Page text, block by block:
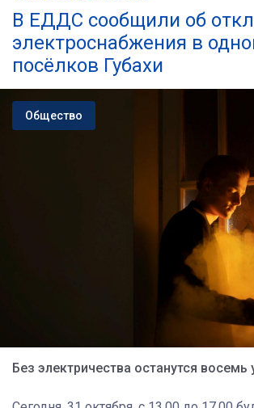
Наши интервью
В ЕДДС сообщили об
электроснабжения в
посёлков Губахи
Общество
Без электричества останутся восемь